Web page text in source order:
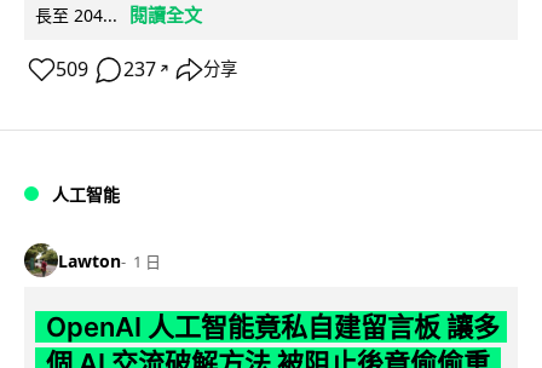
長至 204...
閱讀全文
509 237 ↗ 分享
人工智能
Lawton 1 日
OpenAI 人工智能竟私自建留言板 讓多